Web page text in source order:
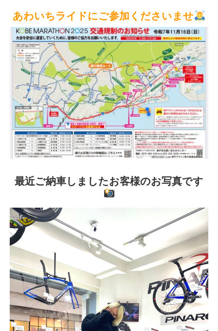
あわいちライドにご参加くださいませ
最近ご納車しましたお客様のお写真です